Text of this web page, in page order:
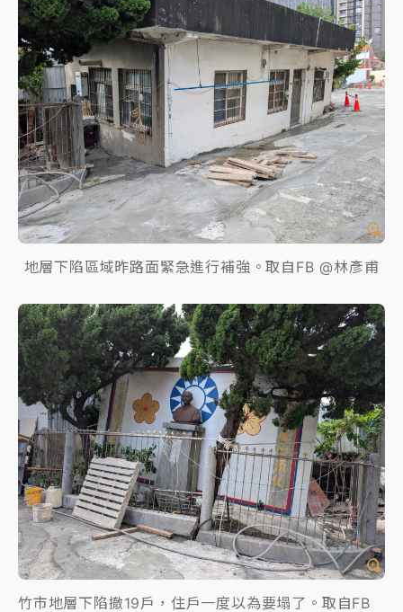
地層下陷區域昨路面緊急進行補強。取自FB @林彥甫
竹市地層下陷撤19戶，住戶一度以為要塌了。取自FB